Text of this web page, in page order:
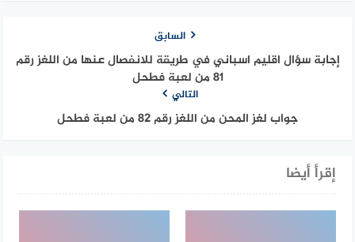
السابق
إجابة سؤال اقليم اسباني في طريقة للانفصال عنها من اللغز رقم
81 من لعبة فطحل
التالي
جواب لغز المحن من اللغز رقم 82 من لعبة فطحل
إقرأ أيضا